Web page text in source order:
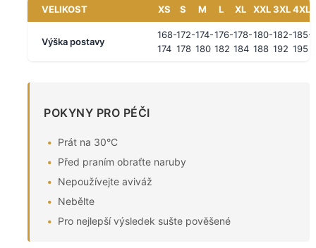
VELIKOST XS S M L XL XXL3XL4XL
Výška postavy
168-
174
172-
178
174-
180
176-
182
178-
184
180-
188
182-
192
185-
195
POKYNY PRO PÉČI
Prát na 30°C
Před praním obraťte naruby
Nepoužívejte aviváž
Nebělte
Pro nejlepší výsledek sušte pověšené